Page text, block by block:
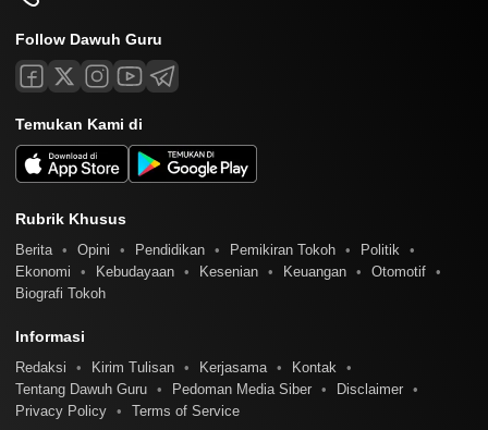
Follow Dawuh Guru
Temukan Kami di
Rubrik Khusus
Berita Opini Pendidikan Pemikiran Tokoh
Politik
Ekonomi
Kebudayaan Kesenian Keuangan
Otomotif
Biografi Tokoh
Informasi
Redaksi Kirim Tulisan Kerjasama
Kontak
Tentang Dawuh Guru
Pedoman Media Siber
Disclaimer
Privacy Policy
Terms of Service